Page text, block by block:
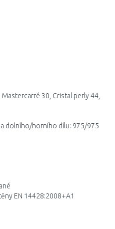
30, Cristal perly 44,
dolního/horního dílu: 975/975
EN 14428:2008+A1